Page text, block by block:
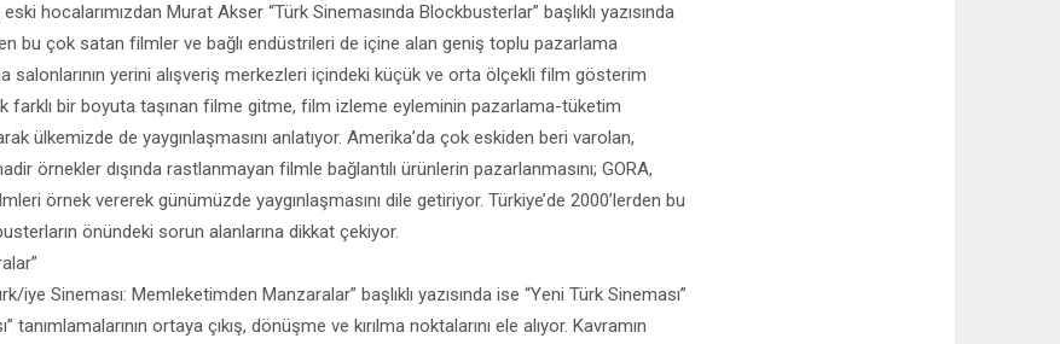
hocalarımızdan Murat Akser “Türk Sinemasında Blockbusterlar” başlıklı yazısında
bu çok satan filmler ve bağlı endüstrileri de içine alan geniş toplu pazarlama
salonlarının yerini alışveriş merkezleri içindeki küçük ve orta ölçekli film gösterim
farklı bir boyuta taşınan filme gitme, film izleme eyleminin pazarlama-tüketim
ülkemizde de yaygınlaşmasını anlatıyor. Amerika’da çok eskiden beri varolan,
örnekler dışında rastlanmayan filmle bağlantılı ürünlerin pazarlanmasını; GORA,
örnek vererek günümüzde yaygınlaşmasını dile getiriyor. Türkiye’de 2000’lerden bu
önündeki sorun alanlarına dikkat çekiyor.
iye Sineması: Memleketimden Manzaralar” başlıklı yazısında ise “Yeni Türk Sineması”
tanımlamalarının ortaya çıkış, dönüşme ve kırılma noktalarını ele alıyor. Kavramın